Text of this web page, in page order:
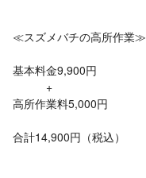
≪スズメバチの高所作業≫
基本料金9,900円
+
高所作業料5,000円
合計14,900円（税込）